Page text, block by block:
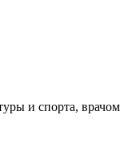
и спорта, врачом